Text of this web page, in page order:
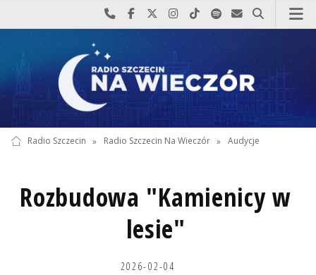
Najlepiej po prostu do nas zadzwoń
Odwiedź nas na Facebook-u
Odwiedź nas na X
Odwiedź nas na Instagram-ie
Odwiedź nas na TikTok-u
Szukaj nas na Spotify
Wyślij do nas
Szukaj
Radio Szczecin » Radio Szczecin Na Wieczór » Audycje
Rozbudowa "Kamienicy w
lesie"
2026-02-04